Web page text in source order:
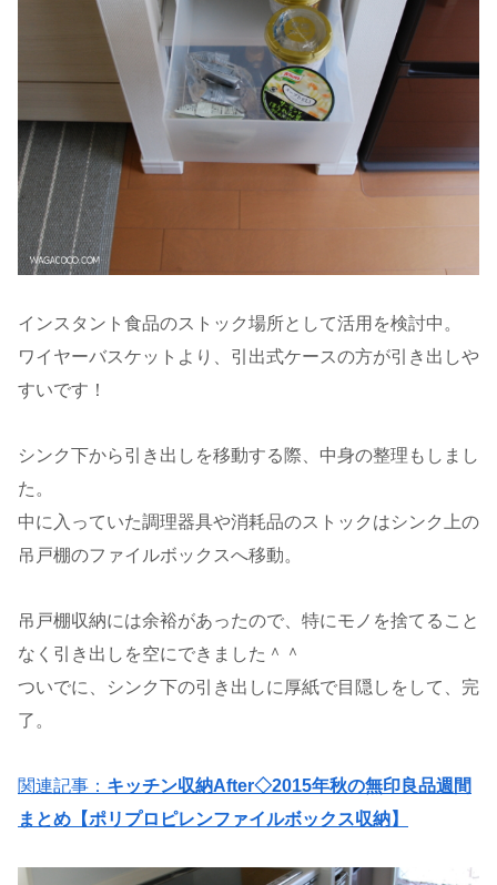
インスタント食品のストック場所として活用を検討中。
ワイヤーバスケットより、引出式ケースの方が引き出しや
すいです！
シンク下から引き出しを移動する際、中身の整理もしまし
た。
中に入っていた調理器具や消耗品のストックはシンク上の
吊戸棚のファイルボックスへ移動。
吊戸棚収納には余裕があったので、特にモノを捨てること
なく引き出しを空にできました＾＾
ついでに、シンク下の引き出しに厚紙で目隠しをして、完
了。
関連記事： キッチン収納After◇2015年秋の無印良品週間
まとめ【ポリプロピレンファイルボックス収納】